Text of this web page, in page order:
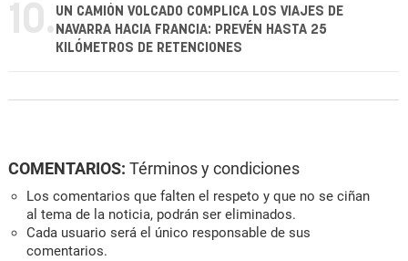
10. UN CAMIÓN VOLCADO COMPLICA LOS VIAJES DE
NAVARRA HACIA FRANCIA: PREVÉN HASTA 25
KILÓMETROS DE RETENCIONES
COMENTARIOS: Términos y condiciones
Los comentarios que falten el respeto y que no se ciñan
al tema de la noticia, podrán ser eliminados.
Cada usuario será el único responsable de sus
comentarios.